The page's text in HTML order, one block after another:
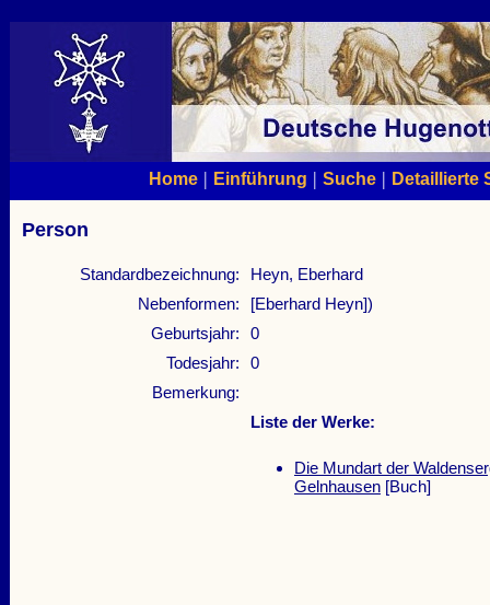
Home| Einführung | Suche| Detaillierte
Person
Standardbezeichnung:
Heyn, Eberhard
Nebenformen:
[Eberhard Heyn])
Geburtsjahr:
0
Todesjahr:
0
Bemerkung:
Liste der Werke:
Die Mundart der
Gelnhausen[Buch]